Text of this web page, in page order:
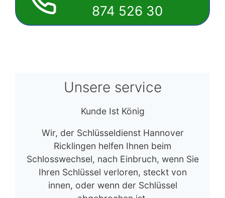
874 526 30
Unsere service
Kunde Ist König
Wir, der Schlüsseldienst Hannover
Ricklingen helfen Ihnen beim
Schlosswechsel, nach Einbruch, wenn Sie
Ihren Schlüssel verloren, steckt von
innen, oder wenn der Schlüssel